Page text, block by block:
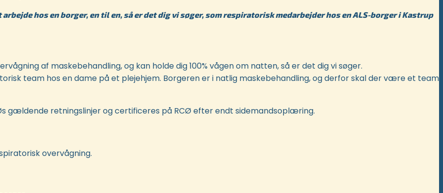
hos en borger, en til en, så er det dig vi søger, som respiratorisk medarbejder hos en ALS-borger i Kastrup
af maskebehandling, og kan holde dig 100% vågen om natten, så er det dig vi søger.
team hos en dame på et plejehjem. Borgeren er i natlig maskebehandling, og derfor skal der være et team
gældende retningslinjer og certificeres på RCØ efter endt sidemandsoplæring.
overvågning.